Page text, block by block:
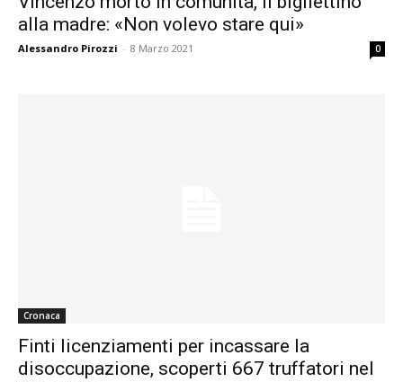
alla madre: «Non volevo stare qui»
Alessandro Pirozzi - 8 Marzo 2021 0
Cronaca
Finti licenziamenti per incassare la
disoccupazione, scoperti 667 truffatori nel